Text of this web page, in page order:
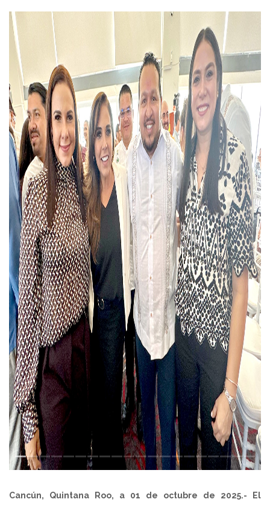
Cancún, Quintana Roo, a 01 de octubre de 2025.- El